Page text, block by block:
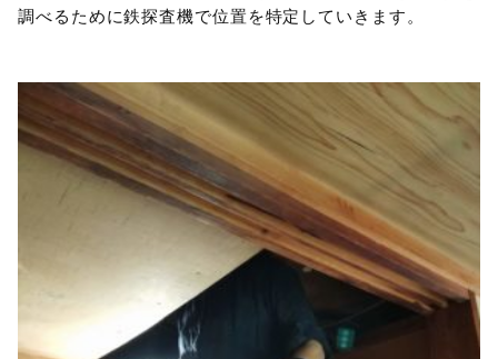
調べるために鉄探査機で位置を特定していきます。